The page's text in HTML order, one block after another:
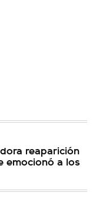
reaparición
emocionó a los